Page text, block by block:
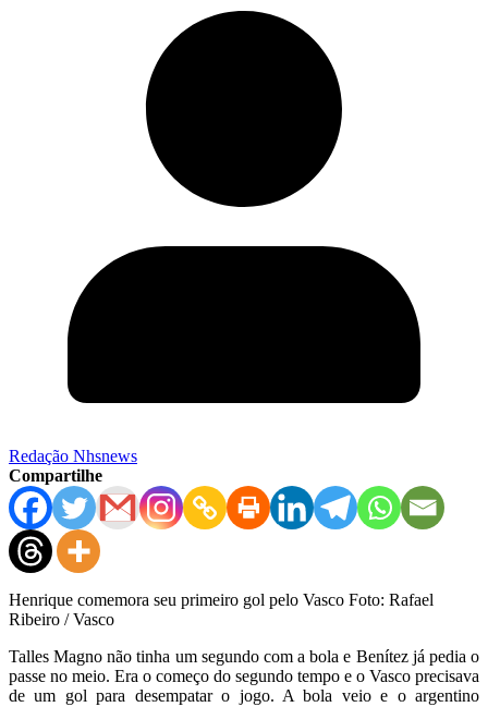
Redação Nhsnews
Compartilhe
Henrique comemora seu primeiro gol pelo Vasco Foto: Rafael
Ribeiro / Vasco
Talles Magno não tinha um segundo com a bola e Benítez já pedia o
passe no meio. Era o começo do segundo tempo e o Vasco precisava
de um gol para desempatar o jogo. A bola veio e o argentino